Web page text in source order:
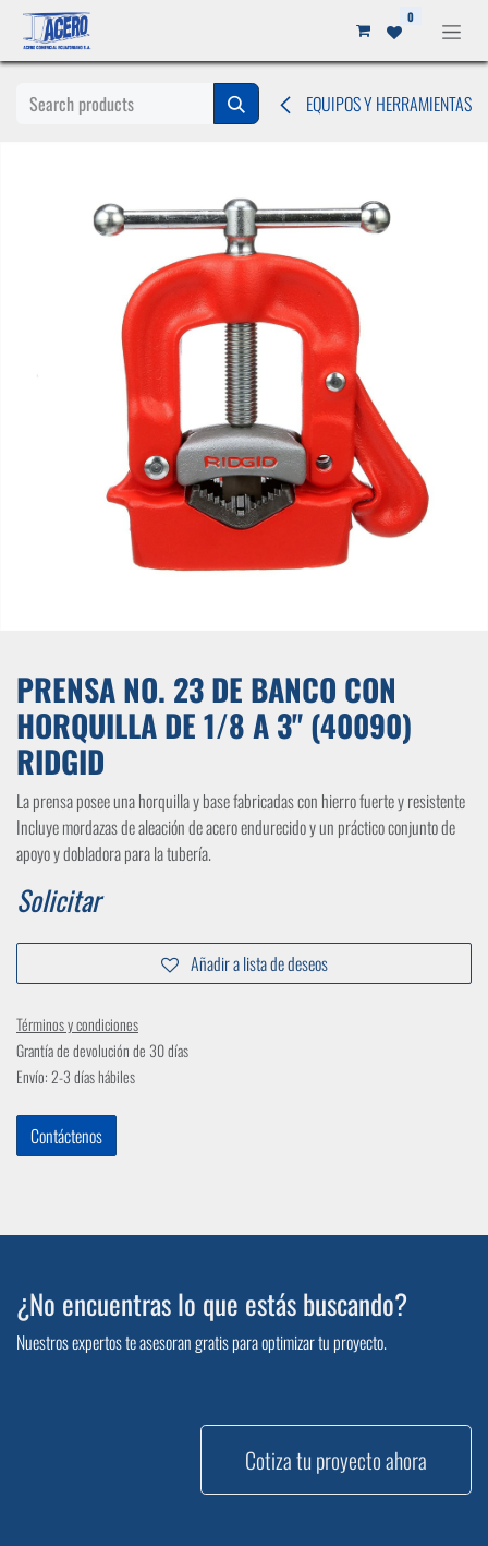
Ir al contenido 0
EQUIPOS Y HERRAMIENTAS
PRENSA NO. 23 DE BANCO CON
HORQUILLA DE 1/8 A 3" (40090)
RIDGID
La prensa posee una horquilla y base fabricadas con hierro fuerte y resistente
Incluye mordazas de aleación de acero endurecido y un práctico conjunto de
apoyo y dobladora para la tubería.
Solicitar
Añadir a lista de deseos
Términos y condiciones
Grantía de devolución de 30 días
Envío: 2-3 días hábiles
Contáctenos
¿No encuentras lo que estás buscando?
Nuestros expertos te asesoran gratis para optimizar tu proyecto.
Cotiza tu proyecto ahora